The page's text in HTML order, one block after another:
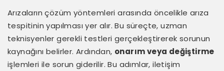
Arızaların çözüm yöntemleri arasında öncelikle arıza
tespitinin yapılması yer alır. Bu süreçte, uzman
teknisyenler gerekli testleri gerçekleştirerek sorunun
kaynağını belirler. Ardından, onarım veya değiştirme
işlemleri ile sorun giderilir. Bu adımlar, iletişim